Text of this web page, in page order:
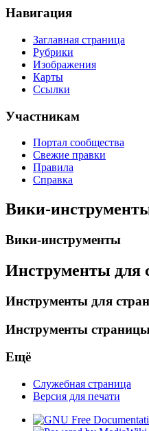
Навигация
Заглавная страница
Рубрики
Изображения
Карты
Ссылки
Участникам
Портал сообщества
Свежие правки
Правила
Справка
Вики-
Вики-инструменты
Инструменты для
Инструменты для
Инструменты
Ещё
Служебная страница
Версия для печати